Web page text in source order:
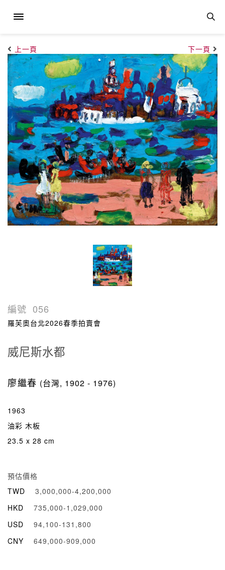
上一頁 下一頁
編號 056
羅芙奧台北2026春季拍賣會
威尼斯水都
廖繼春 (台灣, 1902 - 1976)
1963
油彩 木板
23.5 x 28 cm
預估價格
TWD
3,000,000-4,200,000
HKD
735,000-1,029,000
USD
94,100-131,800
CNY
649,000-909,000